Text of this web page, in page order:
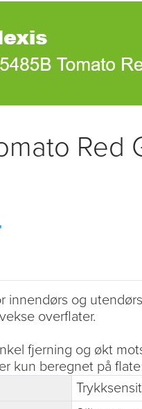
Red
innendørs og
overflater.
fjerning og økt
kun beregnet på